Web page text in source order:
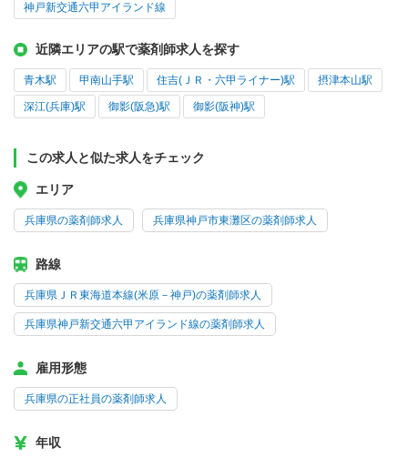
神戸新交通六甲アイランド線
近隣エリアの駅で薬剤師求人を探す
青木駅 甲南山手駅 住吉(ＪＲ・六甲ライナー)駅 摂津本山駅
深江(兵庫)駅 御影(阪急)駅 御影(阪神)駅
この求人と似た求人をチェック
エリア
兵庫県の薬剤師求人 兵庫県神戸市東灘区の薬剤師求人
路線
兵庫県ＪＲ東海道本線(米原－神戸)の薬剤師求人
兵庫県神戸新交通六甲アイランド線の薬剤師求人
雇用形態
兵庫県の正社員の薬剤師求人
年収